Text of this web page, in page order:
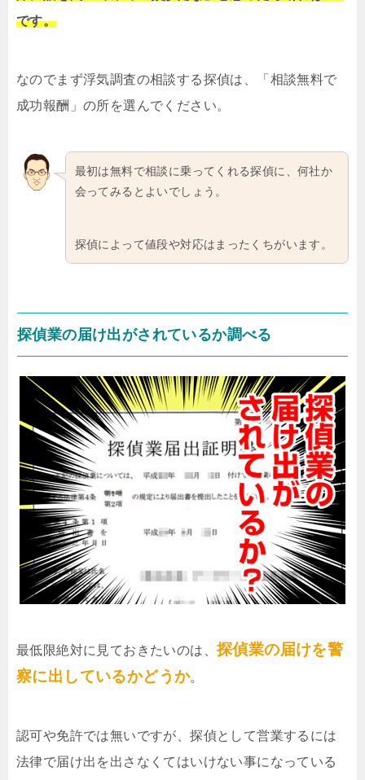
です。
なのでまず浮気調査の相談する探偵は、「相談無料で
成功報酬」の所を選んでください。
最初は無料で相談に乗ってくれる探偵に、何社か
会ってみるとよいでしょう。
探偵によって値段や対応はまったくちがいます。
探偵業の届け出がされているか調べる
最低限絶対に見ておきたいのは、 探偵業の届けを警
察に出しているかどうか。
認可や免許では無いですが、探偵として営業するには
法律で届け出を出さなくてはいけない事になっている